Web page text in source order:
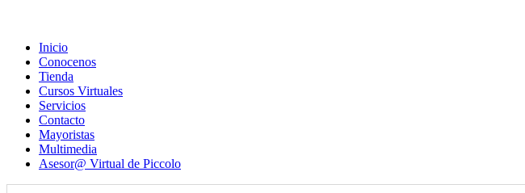
Inicio
Conocenos
Tienda
Cursos Virtuales
Servicios
Contacto
Mayoristas
Multimedia
Asesor@ Virtual de Piccolo